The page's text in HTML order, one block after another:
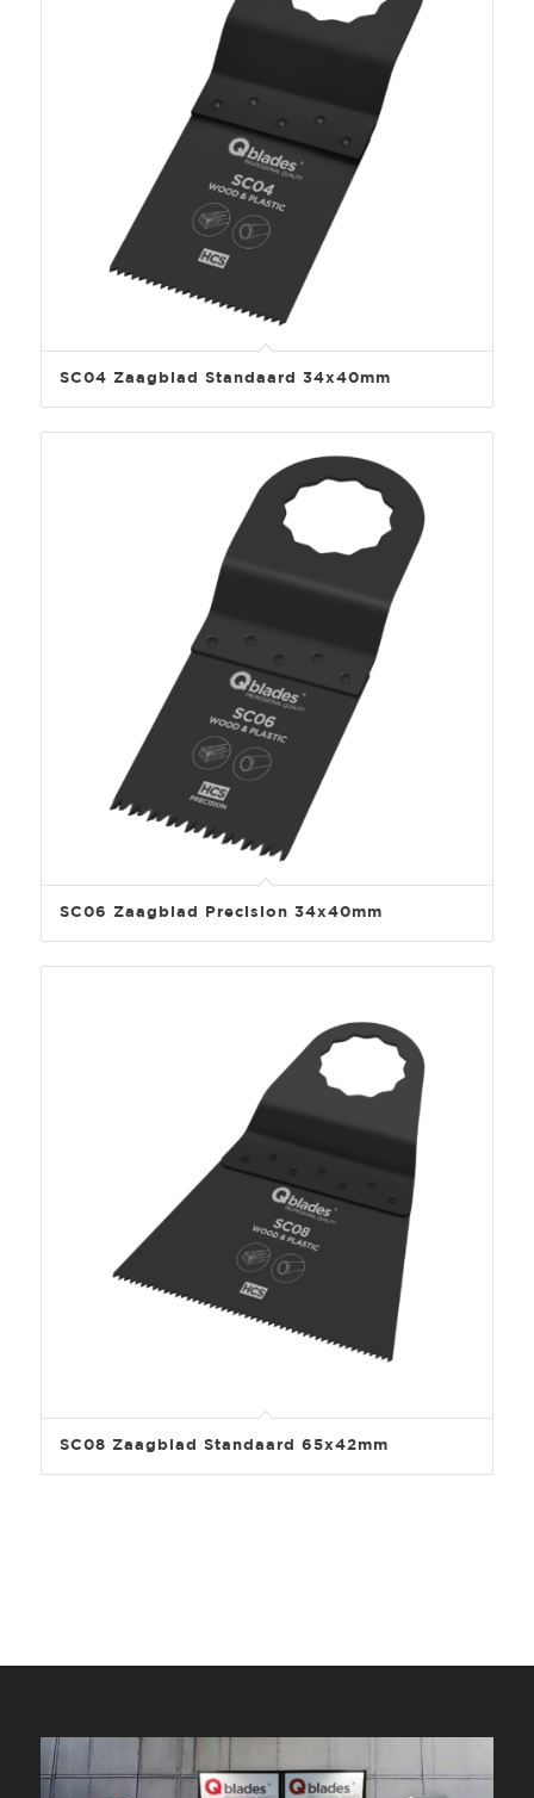
SC04 Zaagblad Standaard 34x40mm
SC06 Zaagblad Precision 34x40mm
SC08 Zaagblad Standaard 65x42mm